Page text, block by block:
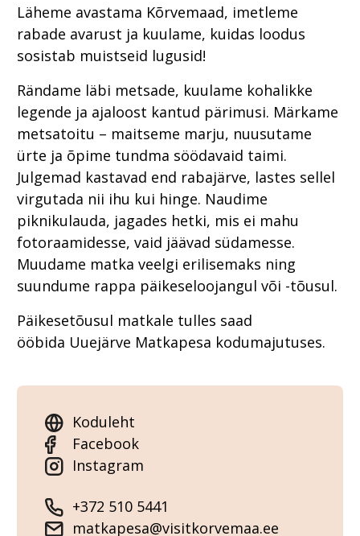
Läheme avastama Kõrvemaad, imetleme
rabade avarust ja kuulame, kuidas loodus
sosistab muistseid lugusid!
Rändame läbi metsade, kuulame kohalikke
legende ja ajaloost kantud pärimusi. Märkame
metsatoitu – maitseme marju, nuusutame
ürte ja õpime tundma söödavaid taimi.
Julgemad kastavad end rabajärve, lastes sellel
virgutada nii ihu kui hinge. Naudime
piknikulauda, jagades hetki, mis ei mahu
fotoraamidesse, vaid jäävad südamesse.
Muudame matka veelgi erilisemaks ning
suundume rappa päikeseloojangul või -tõusul.
Päikesetõusul matkale tulles saad
ööbida Uuejärve Matkapesa kodumajutuses.
Koduleht
Facebook
Instagram
+372 510 5441
matkapesa@visitkorvemaa.ee